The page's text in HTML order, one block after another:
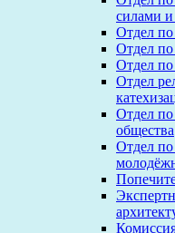
силами
Отдел по
Отдел
Отдел
Отдел
Отдел
общества
Отдел